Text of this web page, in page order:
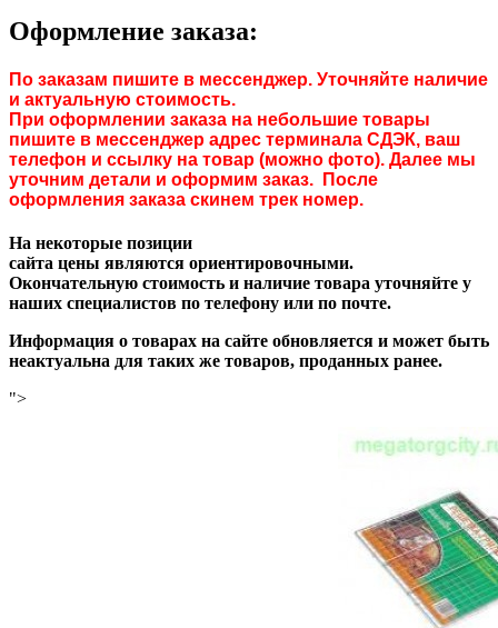
Оформление заказа:
По заказам пишите в мессенджер. Уточняйте наличие
и актуальную стоимость.
При оформлении заказа на небольшие товары
пишите в мессенджер адрес терминала СДЭК, ваш
телефон и ссылку на товар (можно фото). Далее мы
уточним детали и оформим заказ. После
оформления заказа скинем трек номер.
На некоторые позиции
сайта цены являются ориентировочными.
Окончательную стоимость и наличие товара уточняйте у
наших специалистов по телефону или по почте.
Информация о товарах на сайте обновляется и может быть
неактуальна для таких же товаров, проданных ранее.
">